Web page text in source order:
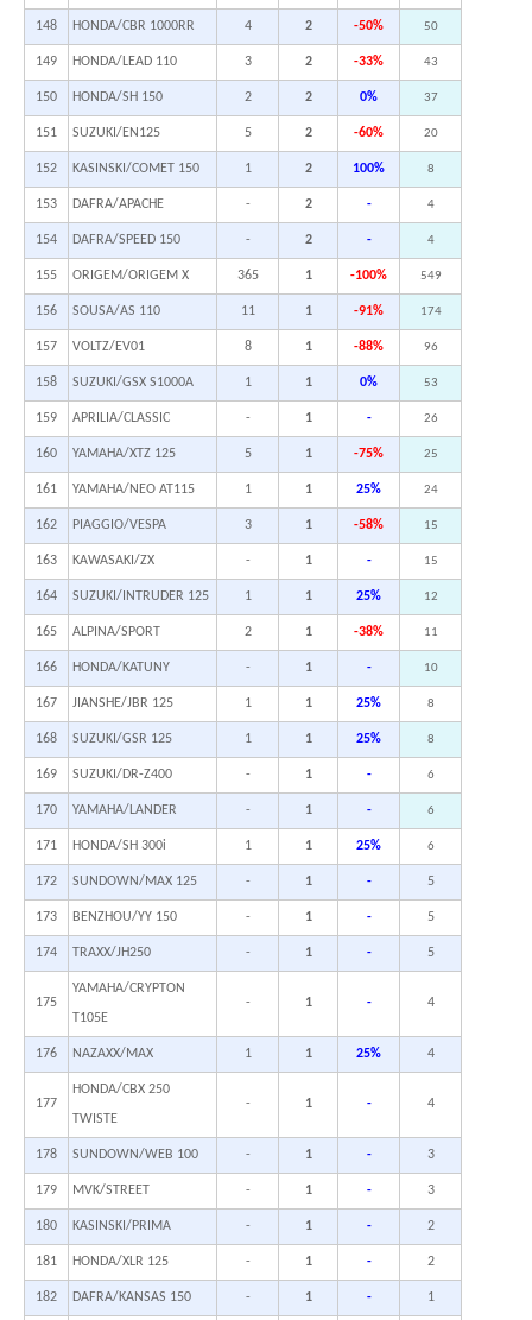
148 HONDA/CBR 1000RR 4 2 -50% 50
149 HONDA/LEAD 110 3 2 -33% 43
150 HONDA/SH 150 2 2 0% 37
151 SUZUKI/EN125 5 2 -60% 20
152 KASINSKI/COMET 150 1 2 100% 8
153 DAFRA/APACHE - 2 - 4
154 DAFRA/SPEED 150 - 2 - 4
155 ORIGEM/ORIGEM X 365 1 -100% 549
156 SOUSA/AS 110 11 1 -91% 174
157 VOLTZ/EV01 8 1 -88% 96
158 SUZUKI/GSX S1000A 1 1 0% 53
159 APRILIA/CLASSIC - 1 - 26
160 YAMAHA/XTZ 125 5 1 -75% 25
161 YAMAHA/NEO AT115 1 1 25% 24
162 PIAGGIO/VESPA 3 1 -58% 15
163 KAWASAKI/ZX - 1 - 15
164 SUZUKI/INTRUDER 125 1 1 25% 12
165 ALPINA/SPORT 2 1 -38% 11
166 HONDA/KATUNY - 1 - 10
167 JIANSHE/JBR 125 1 1 25% 8
168 SUZUKI/GSR 125 1 1 25% 8
169 SUZUKI/DR-Z400 - 1 - 6
170 YAMAHA/LANDER - 1 - 6
171 HONDA/SH 300i 1 1 25% 6
172 SUNDOWN/MAX 125 - 1 - 5
173 BENZHOU/YY 150 - 1 - 5
174 TRAXX/JH250 - 1 - 5
175
YAMAHA/CRYPTON
T105E
- 1 - 4
176 NAZAXX/MAX 1 1 25% 4
177
HONDA/CBX 250
TWISTE
- 1 - 4
178 SUNDOWN/WEB 100 - 1 - 3
179 MVK/STREET - 1 - 3
180 KASINSKI/PRIMA - 1 - 2
181 HONDA/XLR 125 - 1 - 2
182 DAFRA/KANSAS 150 - 1 - 1